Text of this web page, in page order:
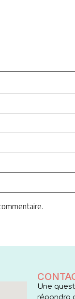
Une
répondra